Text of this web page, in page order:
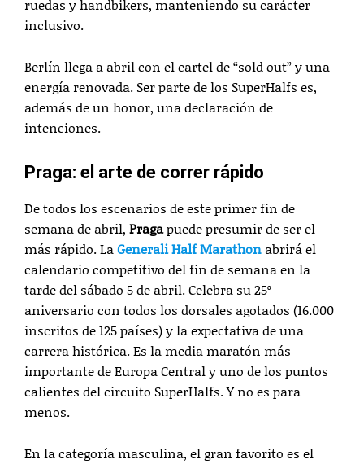
ruedas y handbikers, manteniendo su carácter
inclusivo.
Berlín llega a abril con el cartel de “sold out” y una
energía renovada. Ser parte de los SuperHalfs es,
además de un honor, una declaración de
intenciones.
Praga: el arte de correr rápido
De todos los escenarios de este primer fin de
semana de abril,Pragapuede presumir de ser el
más rápido. LaGenerali Half Marathonabrirá el
calendario competitivo del fin de semana en la
tarde del sábado 5 de abril. Celebra su 25º
aniversario con todos los dorsales agotados (16.000
inscritos de 125 países) y la expectativa de una
carrera histórica. Es la media maratón más
importante de Europa Central y uno de los puntos
calientes del circuito SuperHalfs. Y no es para
menos.
En la categoría masculina, el gran favorito es el